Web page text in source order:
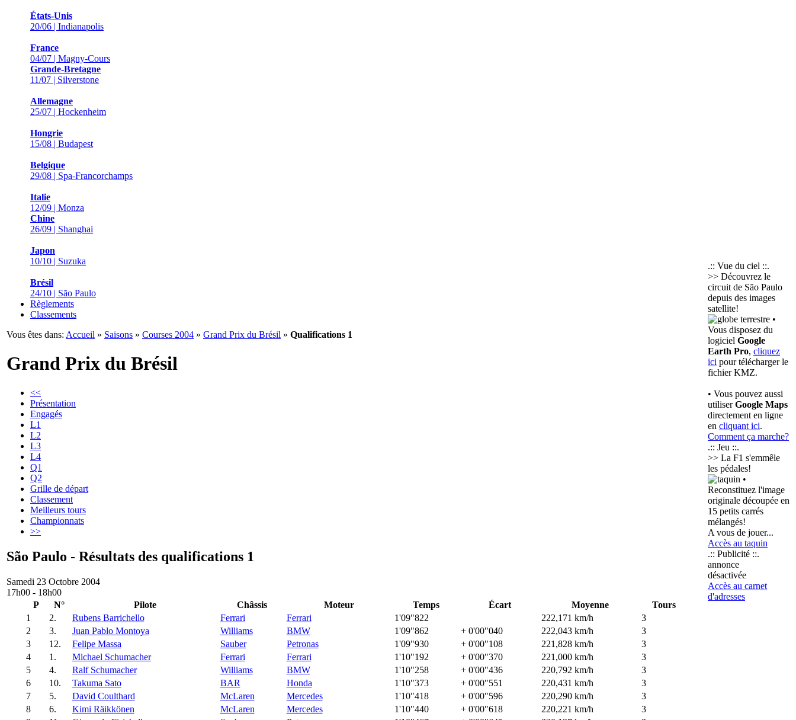
États-Unis
20/06 | Indianapolis
France
04/07 | Magny-Cours
Grande-Bretagne
11/07 | Silverstone
Allemagne
25/07 | Hockenheim
Hongrie
15/08 | Budapest
Belgique
29/08 | Spa-Francorchamps
Italie
12/09 | Monza
Chine
26/09 | Shanghai
Japon
10/10 | Suzuka
Brésil
24/10 | São Paulo
Règlements
Classements
Vous êtes dans: Accueil » Saisons » Courses 2004 » Grand Prix du Brésil » Qualifications 1
Grand Prix du Brésil
<<
Présentation
Engagés
L1
L2
L3
L4
Q1
Q2
Grille de départ
Classement
Meilleurs tours
Championnats
>>
São Paulo - Résultats des qualifications 1
Samedi 23 Octobre 2004
17h00 - 18h00
P
N° Pilote Châssis Moteur Temps Écart Moyenne
Tours
1
2. Rubens Barrichello Ferrari Ferrari 1'09"822 222,171 km/h
3
2
3. Juan Pablo Montoya Williams BMW 1'09"862 + 0'00"040 222,043 km/h
3
3
12. Felipe Massa Sauber Petronas 1'09"930 + 0'00"108 221,828 km/h
3
4
1. Michael Schumacher Ferrari Ferrari 1'10"192 + 0'00"370 221,000 km/h
3
5
4. Ralf Schumacher Williams BMW 1'10"258 + 0'00"436 220,792 km/h
3
6
10. Takuma Sato BAR Honda 1'10"373 + 0'00"551 220,431 km/h
3
7
5. David Coulthard McLaren Mercedes 1'10"418 + 0'00"596 220,290 km/h
3
8
6. Kimi Räikkönen McLaren Mercedes 1'10"440 + 0'00"618 220,221 km/h
3
.:: Vue du ciel ::.
>> Découvrez le
circuit de São Paulo
depuis des images
satellite!
•
Vous disposez du
logiciel Google
Earth Pro, cliquez
ici pour télécharger le
fichier KMZ.
• Vous pouvez aussi
utiliserGoogle Maps
directement en ligne
en cliquant ici.
Comment ça marche?
.:: Jeu ::.
>> La F1 s'emmêle
les pédales!
•
Reconstituez l'image
originale découpée en
15 petits carrés
mélangés!
A vous de jouer...
Accès au taquin
.:: Publicité ::.
annonce
désactivée
Accès au carnet
d'adresses